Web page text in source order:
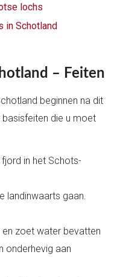
lochs
in Schotland
– Feiten
beginnen na dit
basisfeiten die u moet
in het Schots-
landinwaarts gaan.
en zoet water bevatten
onderhevig aan